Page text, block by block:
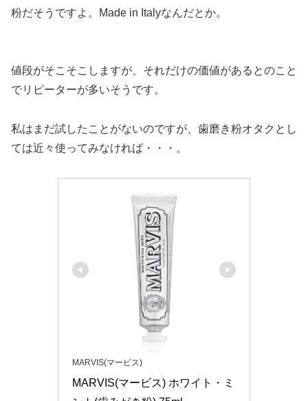
粉だそうですよ。Made in Italyなんだとか。
値段がそこそこしますが、それだけの価値があるとのこと
でリピーターが多いそうです。
私はまだ試したことがないのですが、歯磨き粉オタクとし
ては近々使ってみなければ・・・。
MARVIS(マービス)
MARVIS(マービス) ホワイト・ミ